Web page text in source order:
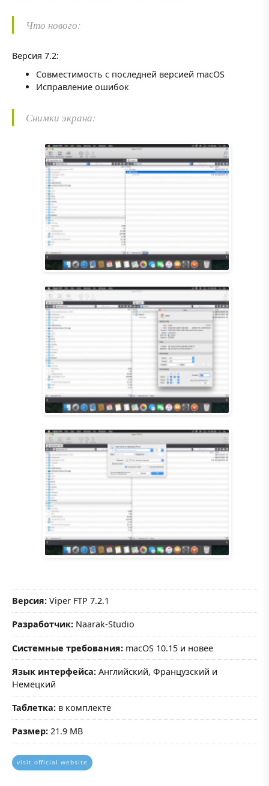
Что нового:
Версия 7.2:
Совместимость с последней версией macOS
Исправление ошибок
Снимки экрана:
Версия: Viper FTP 7.2.1
Разработчик: Naarak-Studio
Системные требования: macOS 10.15 и новее
Язык интерфейса: Английский, Французский и
Немецкий
Таблетка: в комплекте
Размер: 21.9 MB
visit official website